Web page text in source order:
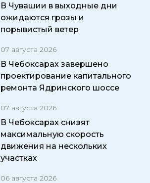
В Чувашии в выходные дни
ожидаются грозы и
порывистый ветер
07 августа 2026
В Чебоксарах завершено
проектирование капитального
ремонта Ядринского шоссе
07 августа 2026
В Чебоксарах снизят
максимальную скорость
движения на нескольких
участках
06 августа 2026